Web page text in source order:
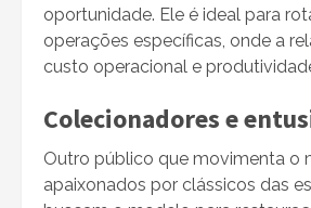
oportunidade. Ele é ideal para
operações específicas, onde a
custo operacional e
Colecionadores e
Outro público que movimenta o
apaixonados por clássicos das